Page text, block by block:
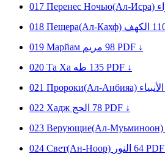
017 Перенес Ночью(Ал-Исра)
018 Пещера(Ал-Кахф) الكهف
019 Мapйaм مريم 98 PDF ↓
020 Тa Xa طه 135 PDF ↓
021 Пророки(Ал-Анбияа) الأنبياء
022 Xaдж الحج 78 PDF ↓
023 Верующие(Ал-Муьминоон)
024 Свет(Ан-Ноор) النور 64 PDF